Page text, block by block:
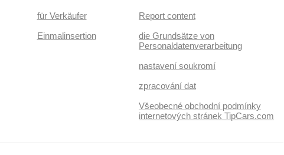
für Verkäufer
Einmalinsertion
Report content
die Grundsätze von
Personaldatenverarbeitung
nastavení soukromí
zpracování dat
Všeobecné obchodní podmínky
internetových stránek TipCars.com